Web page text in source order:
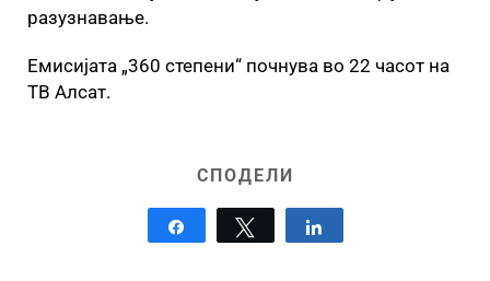
разузнавање.
Емисијата „360 степени“ почнува во 22 часот на
ТВ Алсат.
СПОДЕЛИ
Tweet